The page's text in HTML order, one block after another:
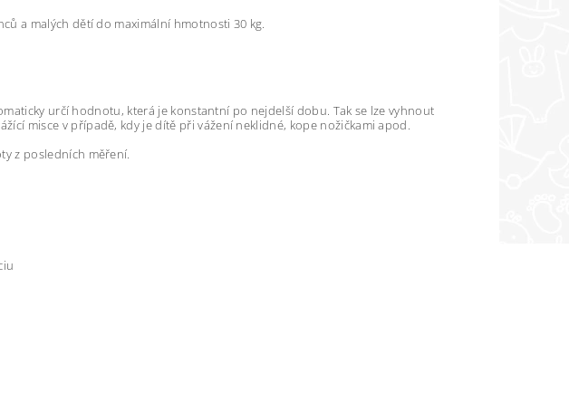
a malých dětí do maximální hmotnosti 30 kg.
určí hodnotu, která je konstantní po nejdelší dobu. Tak se lze vyhnout
misce v případě, kdy je dítě při vážení neklidné, kope nožičkami apod.
z posledních měření.